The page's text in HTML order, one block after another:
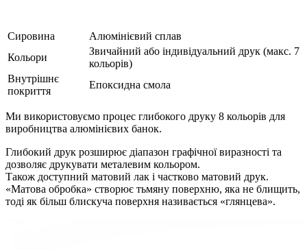
Сировина
Алюмінієвий сплав
Кольори
Звичайний або індивідуальний друк (макс. 7
кольорів)
Внутрішнє
покриття
Епоксидна смола
Ми використовуємо процес глибокого друку 8 кольорів для
виробництва алюмінієвих банок.
Глибокий друк розширює діапазон графічної виразності та
дозволяє друкувати металевим кольором.
Також доступний матовий лак і частково матовий друк.
«Матова обробка» створює тьмяну поверхню, яка не блищить,
тоді як більш блискуча поверхня називається «глянцева».